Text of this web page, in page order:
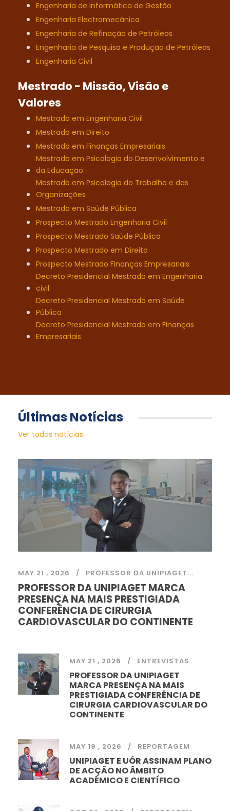
Engenharia de Informática de Gestão
Engenharia Electromecânica
Engenharia de Refinação de Petróleos
Engenharia de Pesquisa e Produção de Petróleos
Engenharia Civil
Mestrado - Missão, Visão e
Valores
Mestrado em Engenharia Civil
Mestrado em Direito
Mestrado em Finanças Empresariais
Mestrado em Psicologia do Desenvolvimento e
da Educação
Mestrado em Psicologia do Trabalho e das
Organizações
Mestrado em Saúde Pública
Prospecto Mestrado Engenharia Civil
Prospecto Mestrado Saúde Pública
Prospecto Mestrado em Direito
Prospecto Mestrado Finanças Empresariais
Decreto Presidencial Mestrado em Engenharia
civil
Decreto Presidencial Mestrado em Saúde
Pública
Decreto Presidencial Mestrado em Finanças
Empresariais
Últimas Notícias
Ver todas notícias
MAY 21 , 2026 PROFESSOR DA UNIPIAGET...
PROFESSOR DA UNIPIAGET MARCA
PRESENÇA NA MAIS PRESTIGIADA
CONFERÊNCIA DE CIRURGIA
CARDIOVASCULAR DO CONTINENTE
MAY 21 , 2026 ENTREVISTAS
PROFESSOR DA UNIPIAGET
MARCA PRESENÇA NA MAIS
PRESTIGIADA CONFERÊNCIA DE
CIRURGIA CARDIOVASCULAR DO
CONTINENTE
MAY 19 , 2026 REPORTAGEM
UNIPIAGET E UÓR ASSINAM PLANO
DE ACÇÃO NO ÂMBITO
ACADÉMICO E CIENTÍFICO